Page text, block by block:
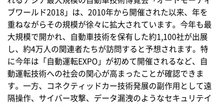
ブワールド2018」は、2010年から開催された以来、年を
重ねながらその規模が徐々に拡大されています。今年も最
大規模で開かれ、自動車技術を保有した約1,100社が出展
し、約4万人の関連者たちが訪問すると予想されます。特
に今年は「自動運転EXPO」が初めて開催されるなど、自
動運転技術への社会の関心が高まったことが確認できま
す。一方、コネクティッドカー技術発展の副作用として遠
隔操作、サイバー攻撃、データ漏洩のようなセキュリテイ